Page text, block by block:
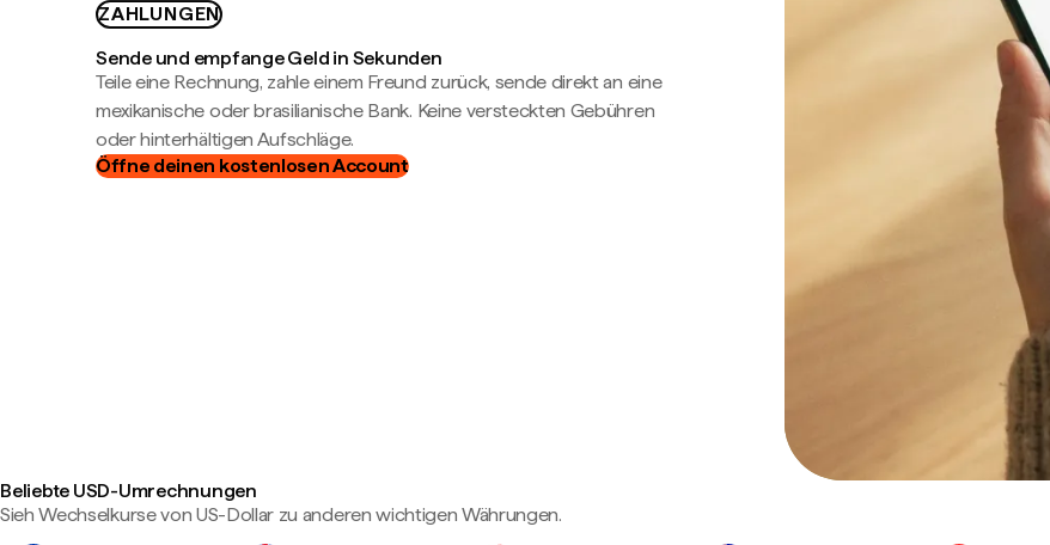
ZAHLUNGEN
Sende und empfange Geld in Sekunden
Teile eine Rechnung, zahle einem Freund zurück, sende direkt an eine
mexikanische oder brasilianische Bank. Keine versteckten Gebühren
oder hinterhältigen Aufschläge.
Öffne deinen kostenlosen Account
Beliebte USD-Umrechnungen
Sieh Wechselkurse von US-Dollar zu anderen wichtigen Währungen.